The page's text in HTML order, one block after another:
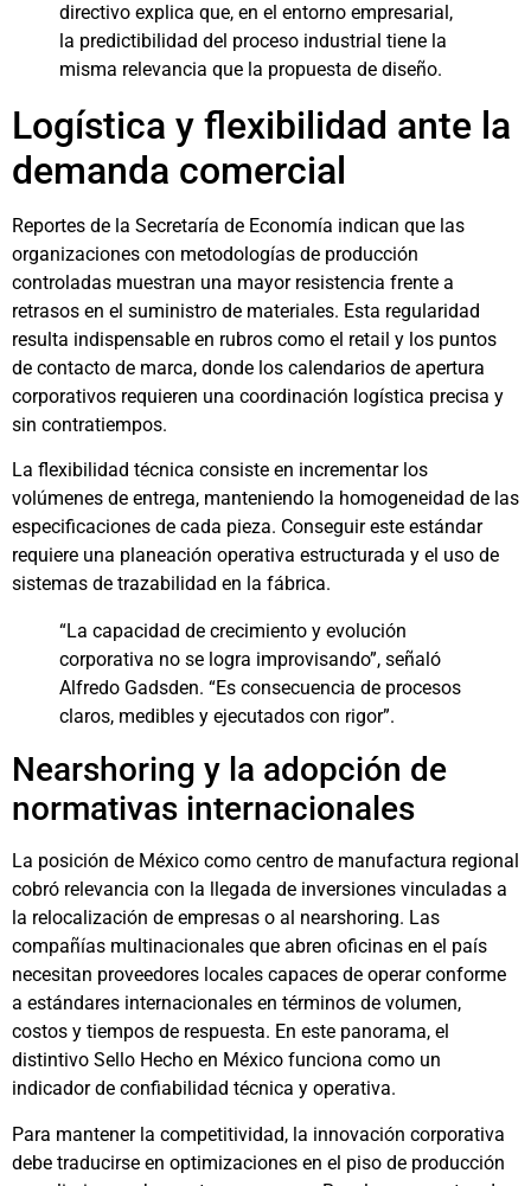
directivo explica que, en el entorno empresarial,
la predictibilidad del proceso industrial tiene la
misma relevancia que la propuesta de diseño.
Logística y flexibilidad ante la
demanda comercial
Reportes de la Secretaría de Economía indican que las
organizaciones con metodologías de producción
controladas muestran una mayor resistencia frente a
retrasos en el suministro de materiales. Esta regularidad
resulta indispensable en rubros como el retail y los puntos
de contacto de marca, donde los calendarios de apertura
corporativos requieren una coordinación logística precisa y
sin contratiempos.
La flexibilidad técnica consiste en incrementar los
volúmenes de entrega, manteniendo la homogeneidad de las
especificaciones de cada pieza. Conseguir este estándar
requiere una planeación operativa estructurada y el uso de
sistemas de trazabilidad en la fábrica.
“La capacidad de crecimiento y evolución
corporativa no se logra improvisando”, señaló
Alfredo Gadsden. “Es consecuencia de procesos
claros, medibles y ejecutados con rigor”.
Nearshoring y la adopción de
normativas internacionales
La posición de México como centro de manufactura regional
cobró relevancia con la llegada de inversiones vinculadas a
la relocalización de empresas o al nearshoring. Las
compañías multinacionales que abren oficinas en el país
necesitan proveedores locales capaces de operar conforme
a estándares internacionales en términos de volumen,
costos y tiempos de respuesta. En este panorama, el
distintivo Sello Hecho en México funciona como un
indicador de confiabilidad técnica y operativa.
Para mantener la competitividad, la innovación corporativa
debe traducirse en optimizaciones en el piso de producción